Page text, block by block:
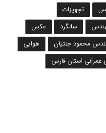
تجهیزات
سالگرد
عکس
محمود جنتیان
هوایی
عمرانی استان فارس